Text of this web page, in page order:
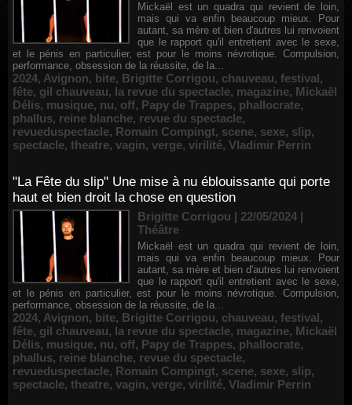
Mickaël est un quadra qui revient de loin,
mais qui va enfin beaucoup mieux. Pour
autant, sa mère et bien d'autres lui renvoient
que le rapport qu'il entretient avec le sexe,
et le pénis en particulier, est pour le moins névrotique. Compulsion,
performance, obsession de la réussite, de la...
2024, Avignon, bite, Brigitte Corrigou, chauveau, festival,
fête, gil chauveau, la revue du spectacle, magazine, Mickaël
Délis, musique, nu, off, Papy de Trappes, phallocrate,
phallus, reine blanche, revue du spectacle,
revueduspectacle, Romain Compingt, scene, sexe, slip,
spectacle, theatre, vagin, verge, virilité, Vladimir Perrin
"La Fête du slip" Une mise à nu éblouissante qui porte
haut et bien droit la chose en question
Brigitte Corrigou | 22/05/2024 |
Théâtre
Mickaël est un quadra qui revient de loin,
mais qui va enfin beaucoup mieux. Pour
autant, sa mère et bien d'autres lui renvoient
que le rapport qu'il entretient avec le sexe,
et le pénis en particulier, est pour le moins névrotique. Compulsion,
performance, obsession de la réussite, de la...
2024, Avignon, bite, Brigitte Corrigou, chauveau, festival,
fête, gil chauveau, la revue du spectacle, magazine, Mickaël
Délis, musique, nu, off, Papy de Trappes, phallocrate,
phallus, reine blanche, revue du spectacle,
revueduspectacle, Romain Compingt, scene, sexe, slip,
spectacle, theatre, vagin, verge, virilité, Vladimir Perrin